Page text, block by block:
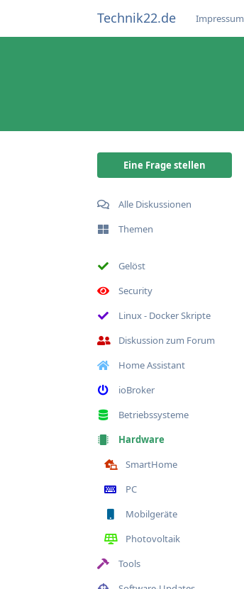
Technik22.de Impressum
Eine Frage stellen
Alle Diskussionen
Themen
Gelöst
Security
Linux - Docker Skripte
Diskussion zum Forum
Home Assistant
ioBroker
Betriebssysteme
Hardware
SmartHome
PC
Mobilgeräte
Photovoltaik
Tools